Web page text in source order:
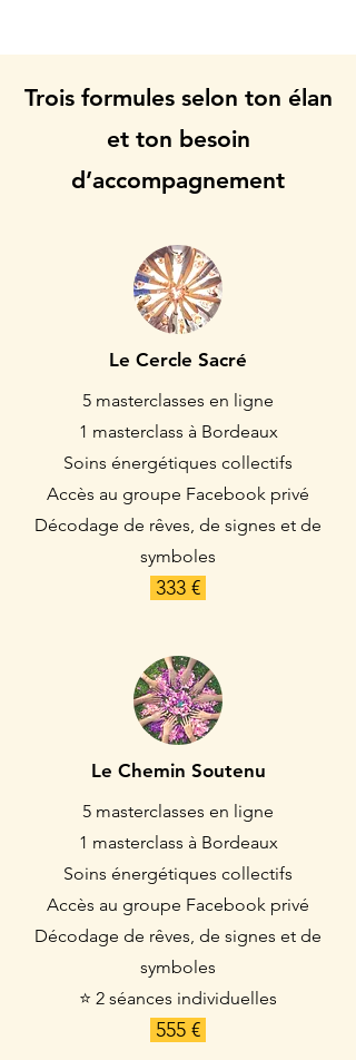
​​Trois formules selon ton élan
et ton besoin
d’accompagnement
Le Cercle Sacré
5 masterclasses en ligne
1 masterclass à Bordeaux
Soins énergétiques collectifs
Accès au groupe Facebook privé
Décodage de rêves, de signes et de
symboles
333 €
Le Chemin Soutenu
5 masterclasses en ligne
1 masterclass à Bordeaux
Soins énergétiques collectifs
Accès au groupe Facebook privé
Décodage de rêves, de signes et de
symboles
⭐ 2 séances individuelles
555 €